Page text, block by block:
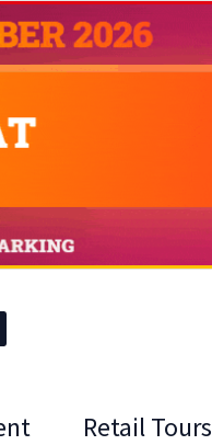
Retail Tours